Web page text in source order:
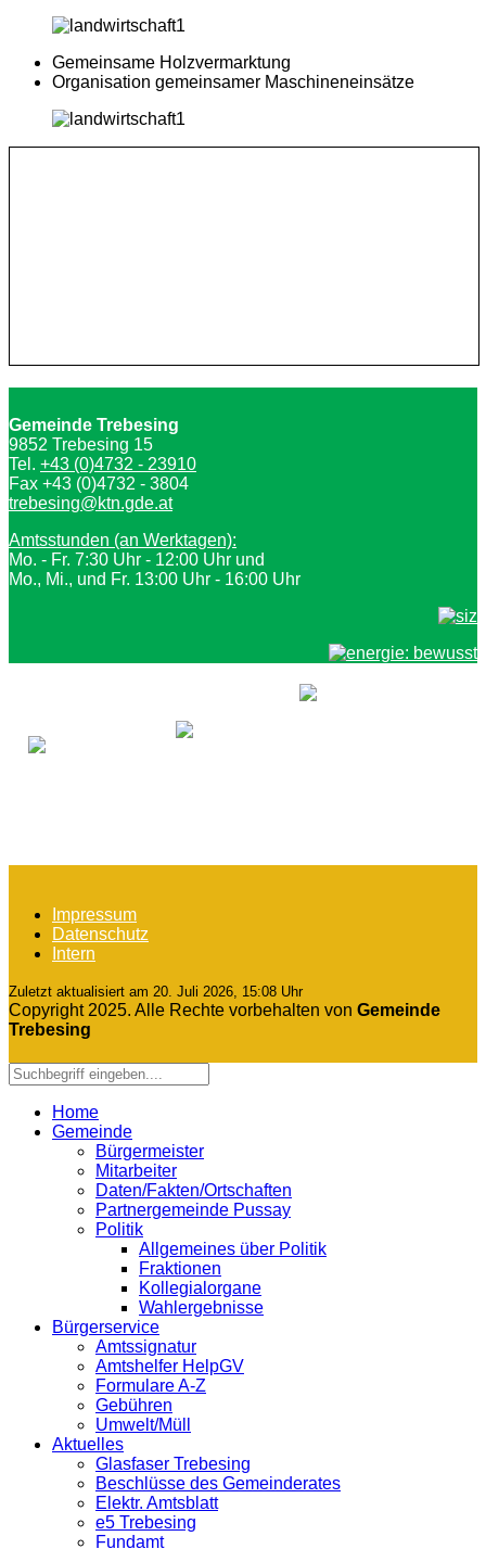
Gemeinsame Holzvermarktung
Organisation gemeinsamer Maschineneinsätze
Gemeinde Trebesing
9852 Trebesing 15
Tel. +43 (0)4732 - 23910
Fax +43 (0)4732 - 3804
trebesing@ktn.gde.at
Amtsstunden (an Werktagen):
Mo. - Fr. 7:30 Uhr - 12:00 Uhr und
Mo., Mi., und Fr. 13:00 Uhr - 16:00 Uhr
Impressum
Datenschutz
Intern
Zuletzt aktualisiert am 20. Juli 2026, 15:08 Uhr
Copyright 2025. Alle Rechte vorbehalten von Gemeinde
Trebesing
Home
Gemeinde
Bürgermeister
Mitarbeiter
Daten/Fakten/Ortschaften
Partnergemeinde Pussay
Politik
Allgemeines über Politik
Fraktionen
Kollegialorgane
Wahlergebnisse
Bürgerservice
Amtssignatur
Amtshelfer HelpGV
Formulare A-Z
Gebühren
Umwelt/Müll
Aktuelles
Glasfaser Trebesing
Beschlüsse des Gemeinderates
Elektr. Amtsblatt
e5 Trebesing
Fundamt